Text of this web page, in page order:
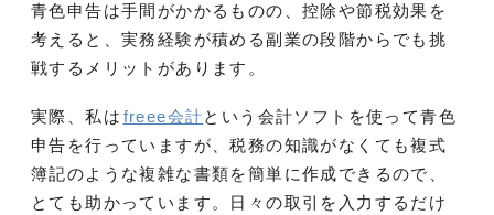
青色申告は手間がかかるものの、控除や節税効果を
考えると、実務経験が積める副業の段階からでも挑
戦するメリットがあります。
実際、私は freee会計という会計ソフトを使って青色
申告を行っていますが、税務の知識がなくても複式
簿記のような複雑な書類を簡単に作成できるので、
とても助かっています。日々の取引を入力するだけ